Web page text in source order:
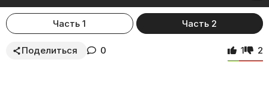
Часть 1 Часть 2
Поделиться 0 1 2